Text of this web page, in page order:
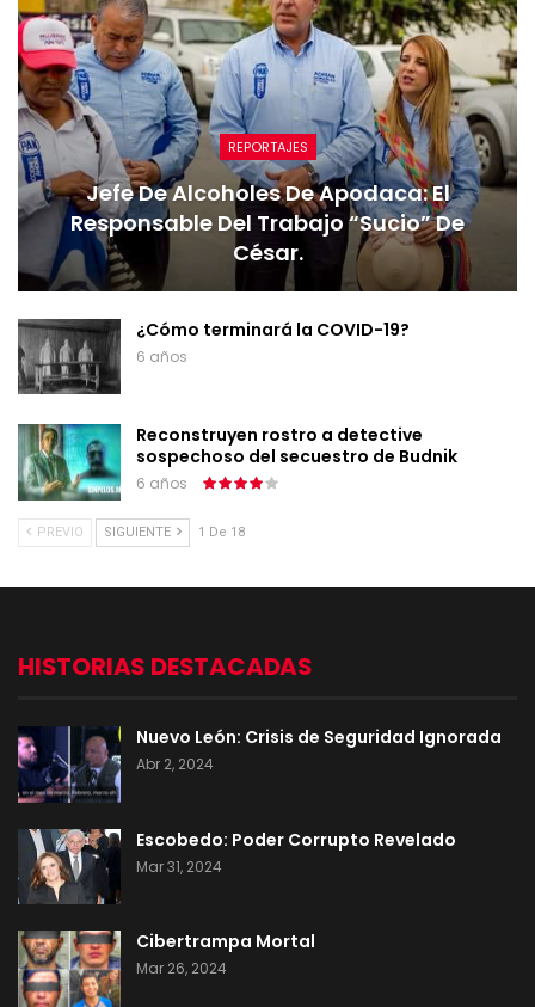
REPORTAJES
Jefe De Alcoholes De Apodaca: El
Responsable Del Trabajo “sucio” De
César.
¿Cómo terminará la COVID-19?
6 años
Reconstruyen rostro a detective
sospechoso del secuestro de Budnik
6 años
PREVIO SIGUIENTE 1 De 18
HISTORIAS DESTACADAS
Nuevo León: Crisis de Seguridad Ignorada
Abr 2, 2024
Escobedo: Poder Corrupto Revelado
Mar 31, 2024
Cibertrampa Mortal
Mar 26, 2024